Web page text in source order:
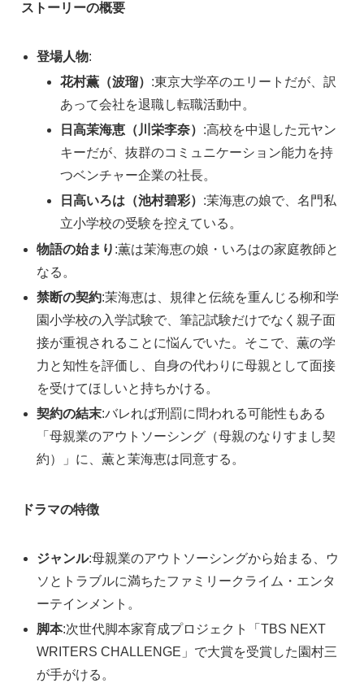
ストーリーの概要
登場人物:
花村薫（波瑠） :東京大学卒のエリートだが、訳
あって会社を退職し転職活動中。
日高茉海恵（川栄李奈） :高校を中退した元ヤン
キーだが、抜群のコミュニケーション能力を持
つベンチャー企業の社長。
日高いろは（池村碧彩） :茉海恵の娘で、名門私
立小学校の受験を控えている。
物語の始まり :薫は茉海恵の娘・いろはの家庭教師と
なる。
禁断の契約:茉海恵は、規律と伝統を重んじる柳和学
園小学校の入学試験で、筆記試験だけでなく親子面
接が重視されることに悩んでいた。そこで、薫の学
力と知性を評価し、自身の代わりに母親として面接
を受けてほしいと持ちかける。
契約の結末:バレれば刑罰に問われる可能性もある
「母親業のアウトソーシング（母親のなりすまし契
約）」に、薫と茉海恵は同意する。
ドラマの特徴
ジャンル:母親業のアウトソーシングから始まる、ウ
ソとトラブルに満ちたファミリークライム・エンタ
ーテインメント。
脚本:次世代脚本家育成プロジェクト「TBS NEXT
WRITERS CHALLENGE」で大賞を受賞した園村三
が手がける。